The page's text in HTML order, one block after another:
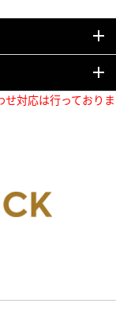
対応は行っておりま